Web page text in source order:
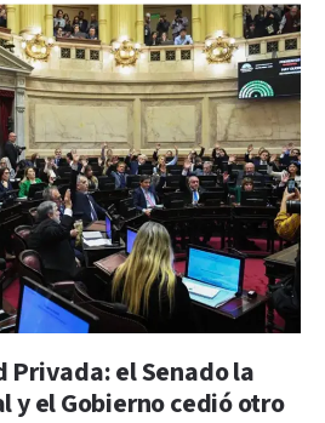
Privada: el Senado la
y el Gobierno cedió otro